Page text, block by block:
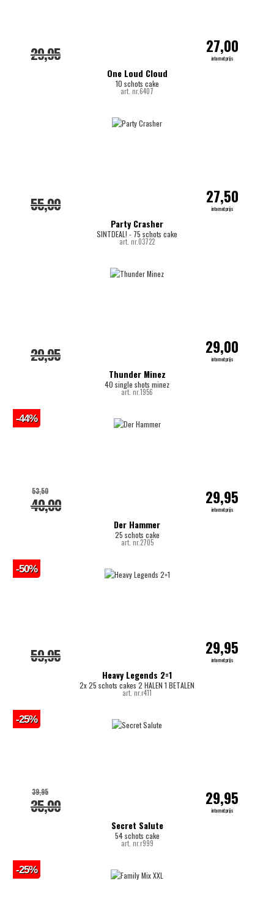
One Loud Cloud
10 schots cake
art. nr.6407
29,95 27,00
internetprijs
Party Crasher
SINTDEAL! - 75 schots cake
art. nr.03722
55,00 27,50
internetprijs
Thunder Minez
40 single shots minez
art. nr.1956
29,95 29,00
internetprijs
Der Hammer
25 schots cake
art. nr.2705
40,00
53,50 29,95
internetprijs
-44%
Heavy Legends 2=1
2x 25 schots cakes 2 HALEN 1 BETALEN
art. nr.r411
59,95 29,95
internetprijs
-50%
Secret Salute
54 schots cake
art. nr.r999
35,00
39,95 29,95
internetprijs
-25%
-25%